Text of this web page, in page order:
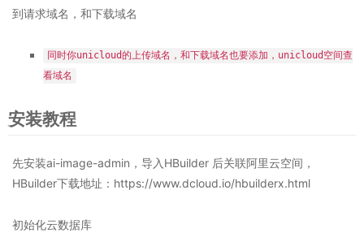
到请求域名，和下载域名
同时你unicloud的上传域名，和下载域名也要添加，unicloud空间查
看域名
安装教程
先安装ai-image-admin，导入HBuilder 后关联阿里云空间，
HBuilder下载地址：https://www.dcloud.io/hbuilderx.html
初始化云数据库